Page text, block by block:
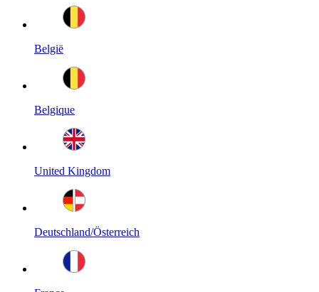
België
Belgique
United Kingdom
Deutschland/Österreich